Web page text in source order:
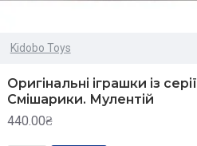
Kidobo Toys
Оригінальні іграшки із серії
Смішарики. Мулентій
440.00₴